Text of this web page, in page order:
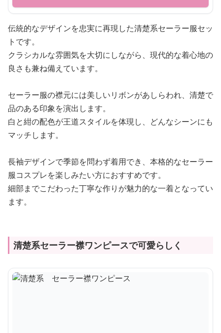
伝統的なデザインを忠実に再現した清楚系セーラー服セッ
トです。
クラシカルな雰囲気を大切にしながら、現代的な着心地の
良さも兼ね備えています。
セーラー服の襟元には美しいリボンがあしらわれ、清楚で
品のある印象を演出します。
白と紺の配色が王道スタイルを体現し、どんなシーンにも
マッチします。
長袖デザインで季節を問わず着用でき、本格的なセーラー
服コスプレを楽しみたい方におすすめです。
細部までこだわった丁寧な作りが魅力的な一着となってい
ます。
清楚系セーラー襟ワンピースで可愛らしく